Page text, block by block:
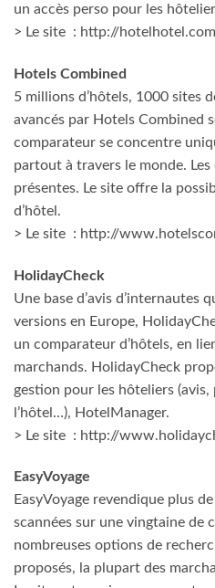
un accès perso pour les
> Le site : http://hotelhotel.com
Hotels Combined
5 millions d’hôtels, 1000 sites
avancés par Hotels Combined
comparateur se concentre
partout à travers le monde.
présentes. Le site offre la
d’hôtel.
> Le site : http://
HolidayCheck
Une base d’avis d’internautes
versions en Europe,
un comparateur d’hôtels, en
marchands. HolidayCheck
gestion pour les hôteliers
l’hôtel…), HotelManager.
> Le site : http://
EasyVoyage
EasyVoyage revendique plus
scannées sur une vingtaine de
nombreuses options de
proposés, la plupart des